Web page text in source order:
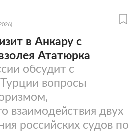
в Анкару с
Ататюрка
обсудит с
вопросы
взаимодействия двух
российских судов по